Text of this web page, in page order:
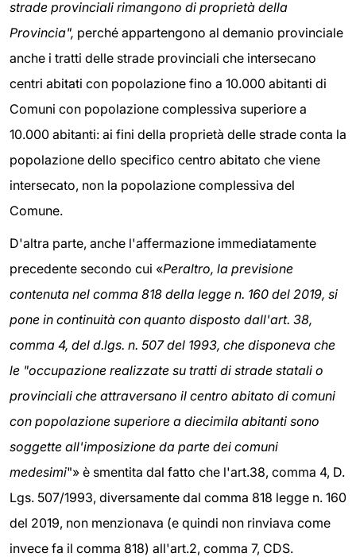
strade provinciali rimangono di proprietà della
Provincia", perché appartengono al demanio provinciale
anche i tratti delle strade provinciali che intersecano
centri abitati con popolazione fino a 10.000 abitanti di
Comuni con popolazione complessiva superiore a
10.000 abitanti: ai fini della proprietà delle strade conta la
popolazione dello specifico centro abitato che viene
intersecato, non la popolazione complessiva del
Comune.
D'altra parte, anche l'affermazione immediatamente
precedente secondo cui «Peraltro, la previsione
contenuta nel comma 818 della legge n. 160 del 2019, si
pone in continuità con quanto disposto dall'art. 38,
comma 4, del d.lgs. n. 507 del 1993, che disponeva che
le "occupazione realizzate su tratti di strade statali o
provinciali che attraversano il centro abitato di comuni
con popolazione superiore a diecimila abitanti sono
soggette all'imposizione da parte dei comuni
medesimi"» è smentita dal fatto che l'art.38, comma 4, D.
Lgs. 507/1993, diversamente dal comma 818 legge n. 160
del 2019, non menzionava (e quindi non rinviava come
invece fa il comma 818) all'art.2, comma 7, CDS.